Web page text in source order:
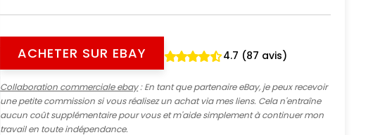
ACHETER SUR EBAY 4.7 (87 avis)
Collaboration commerciale ebay: En tant que partenaire eBay, je peux recevoir
une petite commission si vous réalisez un achat via mes liens. Cela n'entraîne
aucun coût supplémentaire pour vous et m'aide simplement à continuer mon
travail en toute indépendance.